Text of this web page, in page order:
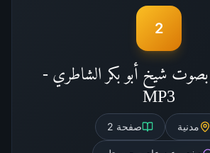
2
بصوت شيخ أبو بكر الشاطري -
MP3
مدنية صفحة 2